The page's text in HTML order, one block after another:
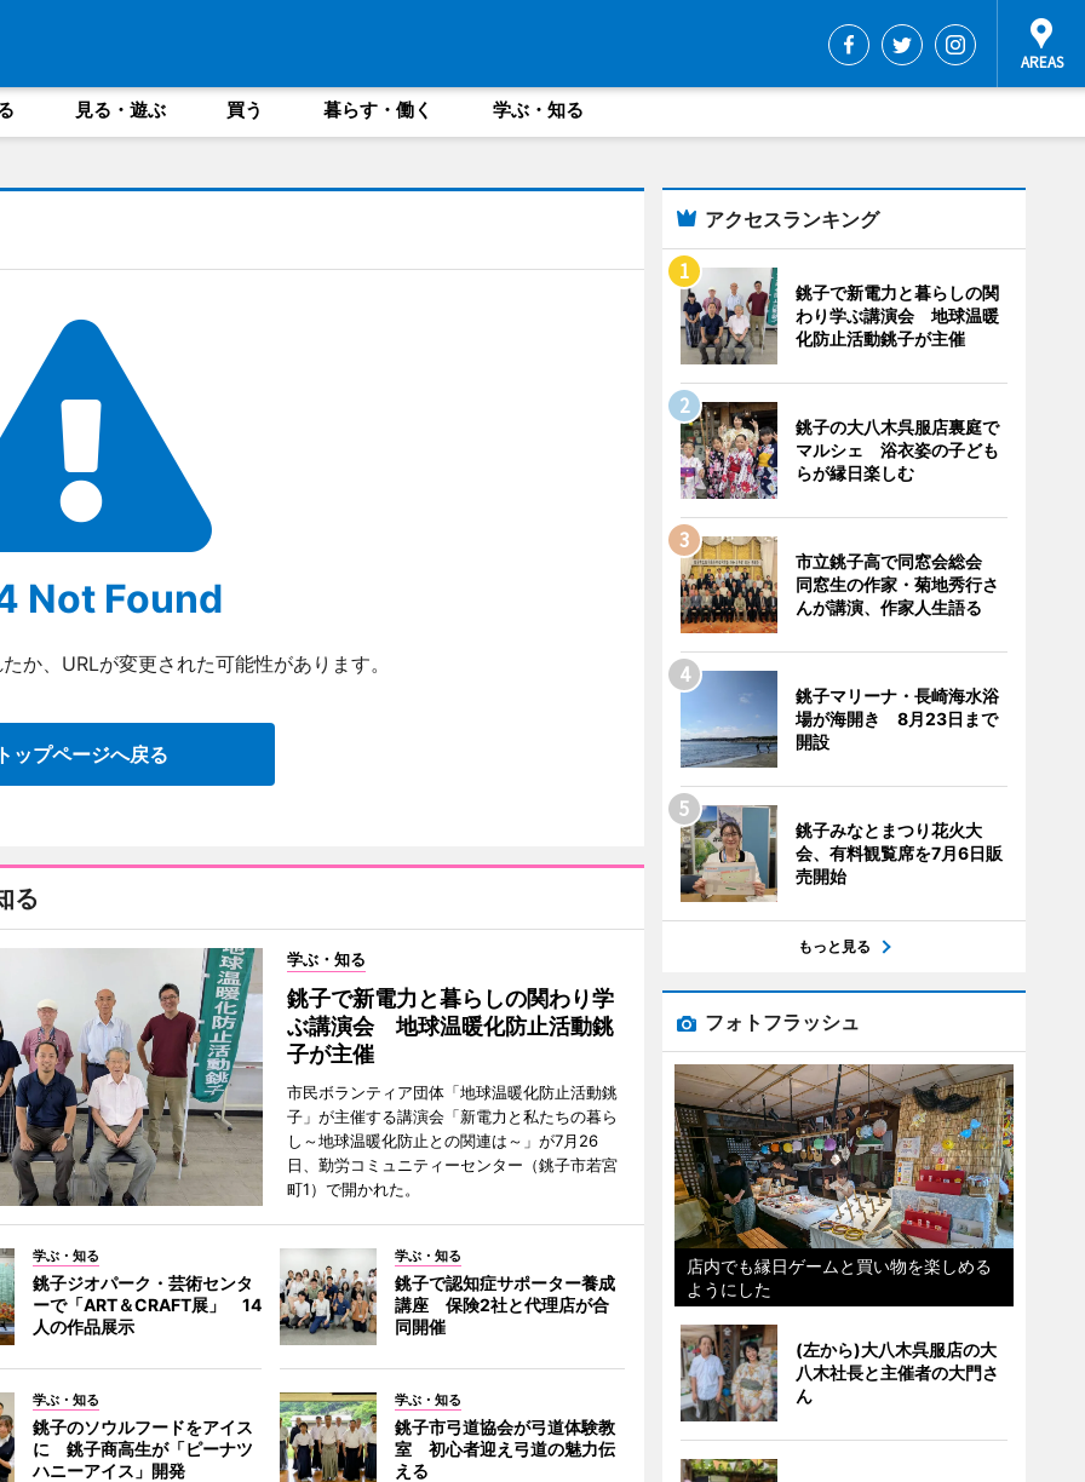
見る・遊ぶ 買う 暮らす・働く 学ぶ・知る
Not Found
か、URLが変更された可能性があります。
ップページへ戻る
る
学ぶ・知る
銚子で新電力と暮らしの関わり学
ぶ講演会 地球温暖化防止活動銚
子が主催
市民ボランティア団体「地球温暖化防止活動銚
子」が主催する講演会「新電力と私たちの暮ら
し～地球温暖化防止との関連は～」が7月26
日、勤労コミュニティーセンター（銚子市若宮
町1）で開かれた。
学ぶ・知る
銚子ジオパーク・芸術センタ
ーで「ART＆CRAFT展」 14
人の作品展示
学ぶ・知る
銚子で認知症サポーター養成
講座 保険2社と代理店が合
同開催
学ぶ・知る
銚子のソウルフードをアイス
に 銚子商高生が「ピーナツ
ハニーアイス」開発
学ぶ・知る
銚子市弓道協会が弓道体験教
室 初心者迎え弓道の魅力伝
える
アクセスランキング
銚子で新電力と暮らしの関
わり学ぶ講演会 地球温暖
化防止活動銚子が主催
銚子の大八木呉服店裏庭で
マルシェ 浴衣姿の子ども
らが縁日楽しむ
市立銚子高で同窓会総会
同窓生の作家・菊地秀行さ
んが講演、作家人生語る
銚子マリーナ・長崎海水浴
場が海開き 8月23日まで
開設
銚子みなとまつり花火大
会、有料観覧席を7月6日販
売開始
もっと見る
フォトフラッシュ
店内でも縁日ゲームと買い物を楽しめる
ようにした
(左から)大八木呉服店の大
八木社長と主催者の大門さ
ん